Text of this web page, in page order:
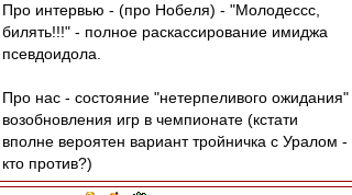
Про интервью - (про Нобеля) - "Молодессс,
билять!!!" - полное раскассирование имиджа
псевдоидола.
Про нас - состояние "нетерпеливого ожидания"
возобновления игр в чемпионате (кстати
вполне вероятен вариант тройничка с Уралом -
кто против?)